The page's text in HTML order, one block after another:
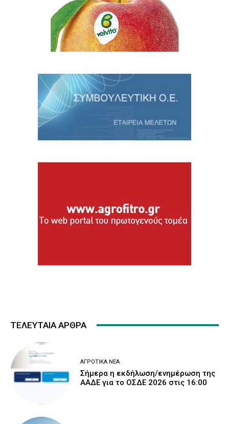
ΤΕΛΕΥΤΑΙΑ ΑΡΘΡΑ
ΑΓΡΟΤΙΚΆ ΝΈΑ
Σήμερα η εκδήλωση/ενημέρωση της
ΑΑΔΕ για το ΟΣΔΕ 2026 στις 16:00